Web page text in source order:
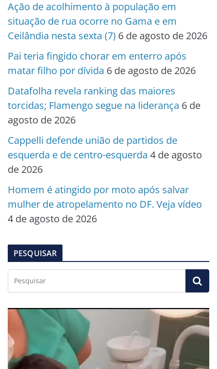
Ação de acolhimento à população em
situação de rua ocorre no Gama e em
Ceilândia nesta sexta (7) 6 de agosto de 2026
Pai teria fingido chorar em enterro após
matar filho por dívida 6 de agosto de 2026
Datafolha revela ranking das maiores
torcidas; Flamengo segue na liderança 6 de
agosto de 2026
Cappelli defende união de partidos de
esquerda e de centro-esquerda 4 de agosto
de 2026
Homem é atingido por moto após salvar
mulher de atropelamento no DF. Veja vídeo
4 de agosto de 2026
PESQUISAR